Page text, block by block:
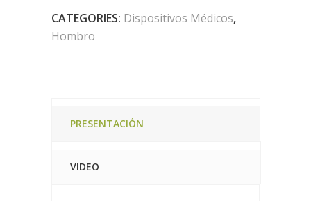
CATEGORIES: Dispositivos Médicos,
Hombro
PRESENTACIÓN
VIDEO